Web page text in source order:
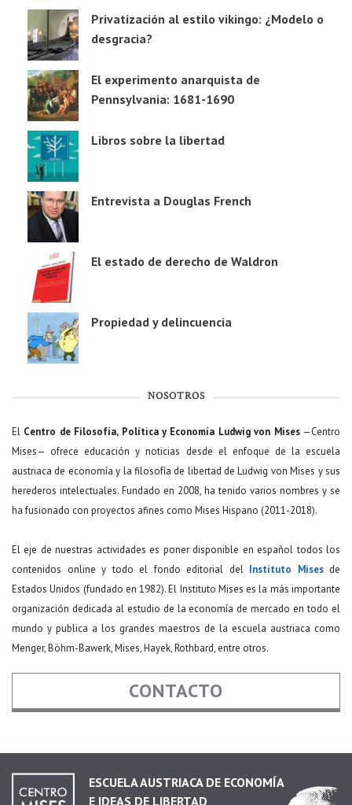
Privatización al estilo vikingo: ¿Modelo o
desgracia?
El experimento anarquista de
Pennsylvania: 1681-1690
Libros sobre la libertad
Entrevista a Douglas French
El estado de derecho de Waldron
Propiedad y delincuencia
NOSOTROS
El Centro de Filosofía, Política y Economía Ludwig von Mises—Centro
Mises— ofrece educación y noticias desde el enfoque de la escuela
austriaca de economía y la filosofía de libertad de Ludwig von Mises y sus
herederos intelectuales. Fundado en 2008, ha tenido varios nombres y se
ha fusionado con proyectos afines como Mises Hispano (2011-2018).
El eje de nuestras actividades es poner disponible en español todos los
contenidos online y todo el fondo editorial del Instituto Misesde
Estados Unidos (fundado en 1982). El Instituto Mises es la más importante
organización dedicada al estudio de la economía de mercado en todo el
mundo y publica a los grandes maestros de la escuela austriaca como
Menger, Böhm-Bawerk, Mises, Hayek, Rothbard, entre otros.
CONTACTO
ESCUELA AUSTRIACA DE ECONOMÍA
E IDEAS DE LIBERTAD